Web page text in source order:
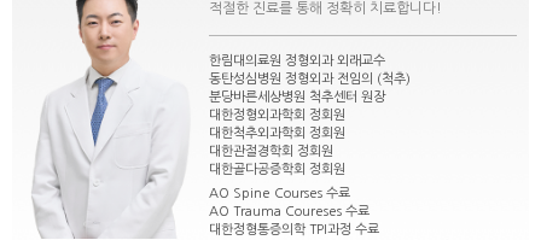
적절한 진료를 통해 정확히 치료합니다!
한림대의료원 정형외과 외래교수
동탄성심병원 정형외과 전임의 (척추)
분당바른세상병원 척추센터 원장
대한정형외과학회 정회원
대한척추외과학회 정회원
대한관절경학회 정회원
대한골다공증학회 정회원
AO Spine Courses 수료
AO Trauma Coureses 수료
대한정형통증의학 TPI과정 수료